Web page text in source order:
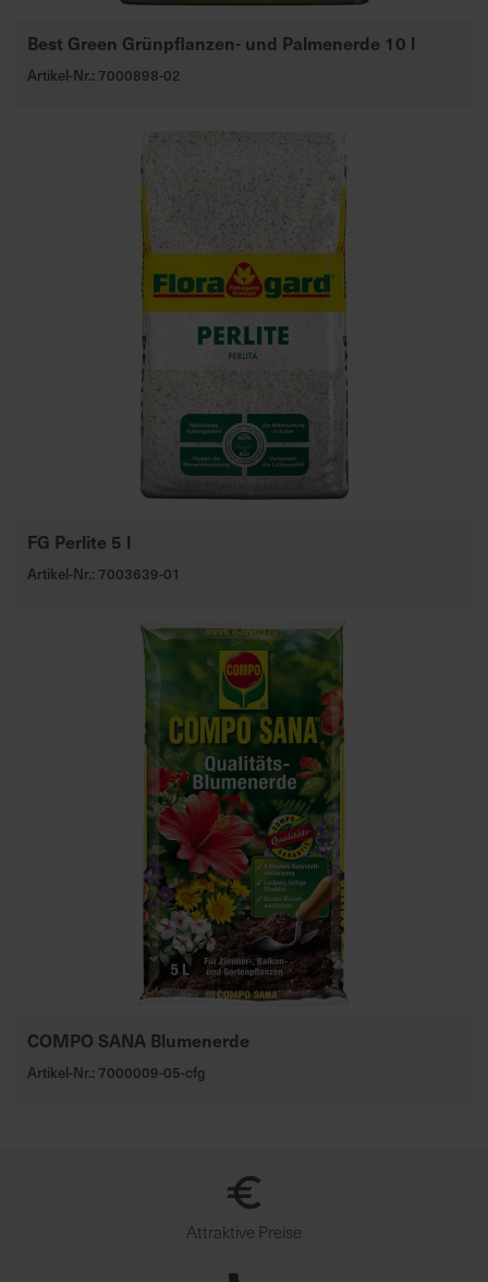
Best Green Grünpflanzen- und Palmenerde 10 l
Artikel-Nr.: 7000898-02
FG Perlite 5 l
Artikel-Nr.: 7003639-01
COMPO SANA Blumenerde
Artikel-Nr.: 7000009-05-cfg
Attraktive Preise